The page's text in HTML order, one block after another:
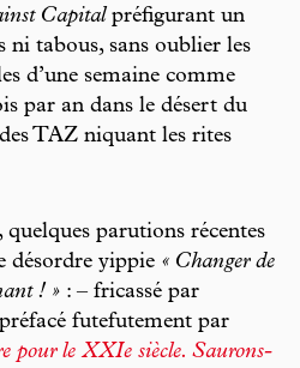
Capitalpréfigurant un
ni tabous, sans oublier les
d’une semaine comme
par an dans le désert du
TAZ niquant les rites
parutions récentes
désordre yippie « Changer de
! » : – fricassé par
futefutement par
pour le XXIe siècle. Saurons-